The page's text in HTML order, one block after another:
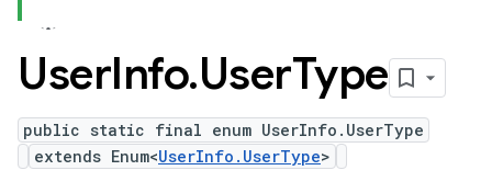
UserInfo.UserType
public static final enum UserInfo.UserType
extends Enum<UserInfo.UserType>